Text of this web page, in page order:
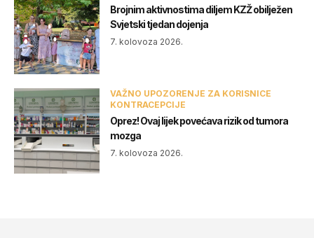
Brojnim aktivnostima diljem KZŽ obilježen
Svjetski tjedan dojenja
7. kolovoza 2026.
VAŽNO UPOZORENJE ZA KORISNICE
KONTRACEPCIJE
Oprez! Ovaj lijek povećava rizik od tumora
mozga
7. kolovoza 2026.